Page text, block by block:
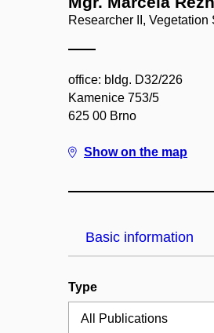
Researcher II, Vegetation
office: bldg. D32/226
Kamenice 753/5
625 00 Brno
Show on the map
Basic information
Type